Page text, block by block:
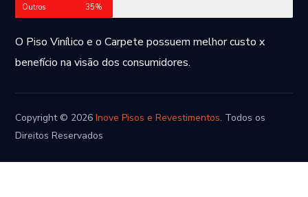
Outros 35%
O Piso Vinílico e o Carpete possuem melhor custo x
benefício na visão dos consumidores.
Copyright © 2026Inove Pisos e Revestimentos. Todos os
Direitos Reservados